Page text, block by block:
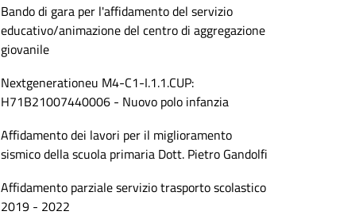
Bando di gara per l'affidamento del servizio
educativo/animazione del centro di aggregazione
giovanile
Nextgenerationeu M4-C1-I.1.1.CUP:
H71B21007440006 - Nuovo polo infanzia
Affidamento dei lavori per il miglioramento
sismico della scuola primaria Dott. Pietro Gandolfi
Affidamento parziale servizio trasporto scolastico
2019 - 2022